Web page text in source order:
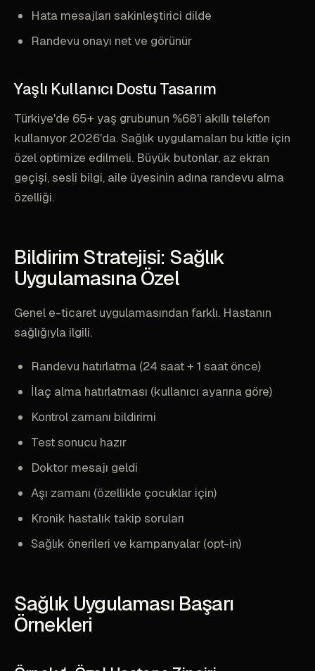
Hata mesajları sakinleştirici dilde
Randevu onayı net ve görünür
Yaşlı Kullanıcı Dostu Tasarım
Türkiye'de 65+ yaş grubunun %68'i akıllı telefon
kullanıyor 2026'da. Sağlık uygulamaları bu kitle için
özel optimize edilmeli. Büyük butonlar, az ekran
geçişi, sesli bilgi, aile üyesinin adına randevu alma
özelliği.
Bildirim Stratejisi: Sağlık
Uygulamasına Özel
Genel e-ticaret uygulamasından farklı. Hastanın
sağlığıyla ilgili.
Randevu hatırlatma (24 saat + 1 saat önce)
İlaç alma hatırlatması (kullanıcı ayarına göre)
Kontrol zamanı bildirimi
Test sonucu hazır
Doktor mesajı geldi
Aşı zamanı (özellikle çocuklar için)
Kronik hastalık takip soruları
Sağlık önerileri ve kampanyalar (opt-in)
Sağlık Uygulaması Başarı
Örnekleri